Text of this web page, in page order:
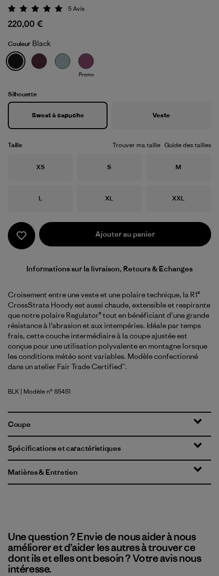
Black
Évaluation: 5 / 5
5Avis
220,00 €
Couleur Black
Promo
Silhouette
Sweat à capuche Veste
Taille Trouver ma taille Guide des tailles
Taille
XS Taille
S Taille
M
Taille
L Taille
XL Taille
XXL
Ajouter au panier
Informations sur la livraison, Retours & Echanges
Croisement entre une veste et une polaire technique, la R1®
CrossStrata Hoody est aussi chaude, extensible et respirante
que notre polaire Regulator® tout en bénéficiant d’une grande
résistance à l’abrasion et aux intempéries. Idéale par temps
frais, cette couche intermédiaire à la coupe ajustée est
conçue pour une utilisation polyvalente en montagne lorsque
les conditions météo sont variables. Modèle confectionné
dans un atelier Fair Trade Certified™.
Black
BLK | Modèle n° 85451
Coupe
Spécifications et caractéristiques
Matières & Entretien
Une question ? Envie de nous aider à nous
améliorer et d’aider les autres à trouver ce
dont ils et elles ont besoin ? Votre avis nous
intéresse.